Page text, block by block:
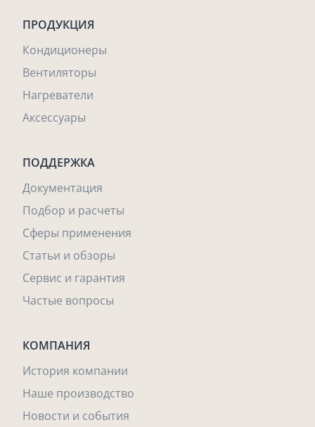
ПРОДУКЦИЯ
Кондиционеры
Вентиляторы
Нагреватели
Аксессуары
ПОДДЕРЖКА
Документация
Подбор и расчеты
Сферы применения
Статьи и обзоры
Сервис и гарантия
Частые вопросы
КОМПАНИЯ
История компании
Наше производство
Новости и события